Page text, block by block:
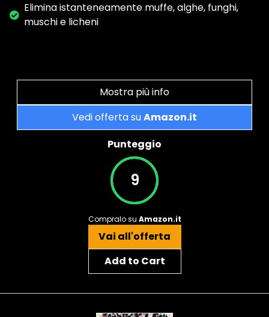
Elimina istanteneamente muffe, alghe, funghi,
muschi e licheni
Mostra più info
Vedi offerta suAmazon.it
Punteggio
9
Compralo su Amazon.it
Vai all'offerta
Add to Cart